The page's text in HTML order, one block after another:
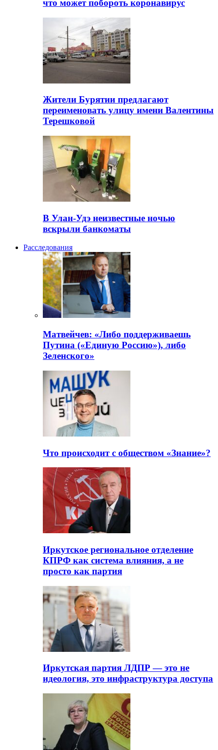
что может побороть коронавирус
Жители Бурятии предлагают
переименовать улицу имени Валентины
Терешковой
В Улан-Удэ неизвестные ночью
вскрыли банкоматы
Расследования
Матвейчев: «Либо поддерживаешь
Путина («Единую Россию»), либо
Зеленского»
Что происходит с обществом «Знание»?
Иркутское региональное отделение
КПРФ как система влияния, а не
просто как партия
Иркутская партия ЛДПР — это не
идеология, это инфраструктура доступа